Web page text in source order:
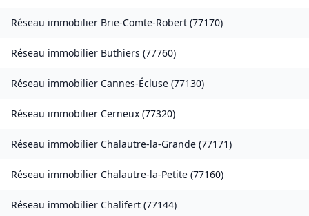
Réseau immobilier Brie-Comte-Robert (77170)
Réseau immobilier Buthiers (77760)
Réseau immobilier Cannes-Écluse (77130)
Réseau immobilier Cerneux (77320)
Réseau immobilier Chalautre-la-Grande (77171)
Réseau immobilier Chalautre-la-Petite (77160)
Réseau immobilier Chalifert (77144)